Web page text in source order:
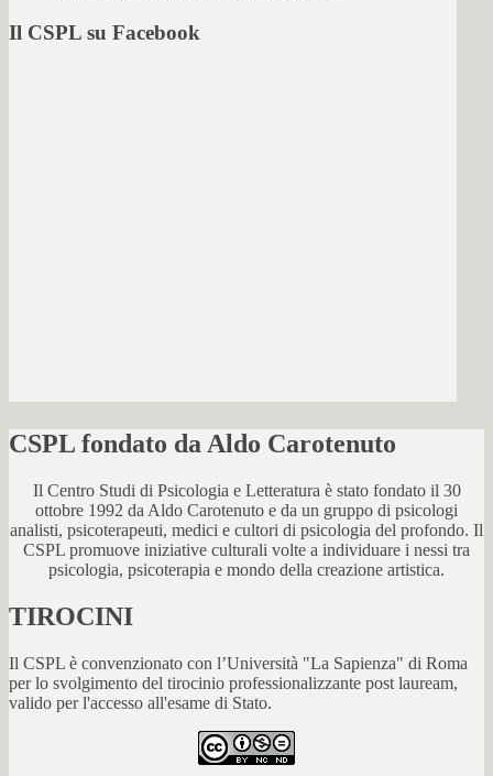
Il CSPL su Facebook
CSPL fondato da Aldo Carotenuto
Il Centro Studi di Psicologia e Letteratura è stato fondato il 30
ottobre 1992 da Aldo Carotenuto e da un gruppo di psicologi
analisti, psicoterapeuti, medici e cultori di psicologia del profondo. Il
CSPL promuove iniziative culturali volte a individuare i nessi tra
psicologia, psicoterapia e mondo della creazione artistica.
TIROCINI
Il CSPL è convenzionato con l’Università "La Sapienza" di Roma
per lo svolgimento del tirocinio professionalizzante post lauream,
valido per l'accesso all'esame di Stato.